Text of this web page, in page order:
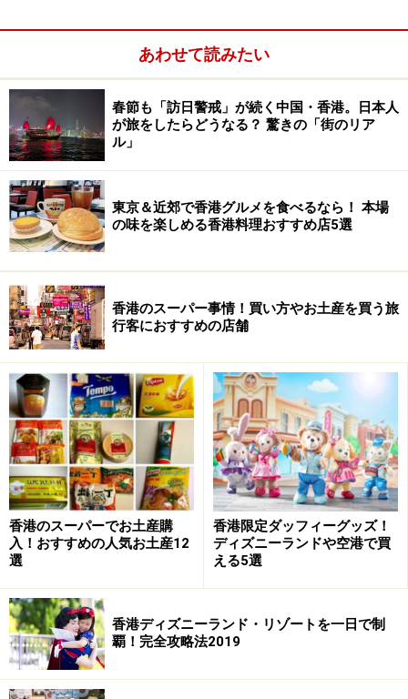
ど贅沢な時間を過ごすのにぴったりの空間です。おみや
げを買うのにおすすめなのはペニンシュラ・アーケード
内にあるザ・ペニンシュラブティック。一歩店内に足を
踏み入れると、甘いチョコレートの香りに包まれ、幸せ
な気分になります。セイロに入ったチョコセットは自分
用としても、友人へのお洒落なお土産としても使えま
す。その他お茶や調味料、マスコットのテディベアグッ
ズも購入できます。アーケード内にある「サロン・デ・
ニン」は女子旅におすすめのコンセプトでできているエ
レガントなバーです。
＜DATA＞
■The Peninsula Boutique ザ・ペニンシュラ ブティッ
ク
あわせて読みたい
春節も「訪日警戒」が続く中国・香港。日本人
が旅をしたらどうなる？ 驚きの「街のリア
ル」
東京＆近郊で香港グルメを食べるなら！ 本場
の味を楽しめる香港料理おすすめ店5選
香港のスーパー事情！買い方やお土産を買う旅
行客におすすめの店舗
香港のスーパーでお土産購
入！おすすめの人気お土産12
選
香港限定ダッフィーグッズ！
ディズニーランドや空港で買
える5選
香港ディズニーランド・リゾートを一日で制
覇！完全攻略法2019